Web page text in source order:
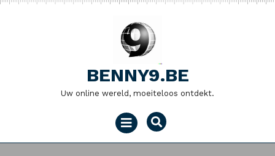
Naar
BENNY9.BE
Uw online wereld, moeiteloos ontdekt.
Menu
openen